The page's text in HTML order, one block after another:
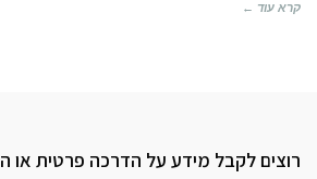
קרא עוד ←
רוצים לקבל מידע על הדרכה פרטית או